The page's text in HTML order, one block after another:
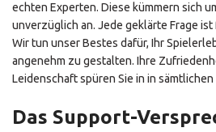
echten Experten. Diese kümmern sich
unverzüglich an. Jede geklärte Frage
Wir tun unser Bestes dafür, Ihr
angenehm zu gestalten. Ihre
Leidenschaft spüren Sie in in sämtlichen
Das Support-